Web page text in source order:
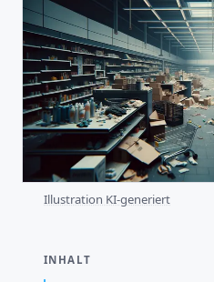
Illustration KI-generiert
INHALT